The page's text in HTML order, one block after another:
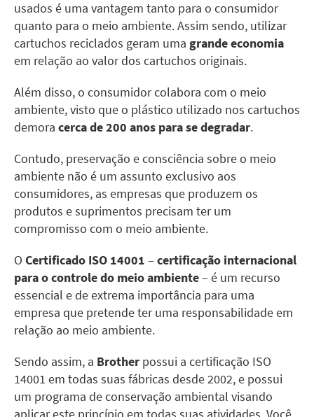
usados é uma vantagem tanto para o consumidor
quanto para o meio ambiente. Assim sendo, utilizar
cartuchos reciclados geram uma grande economia
em relação ao valor dos cartuchos originais.
Além disso, o consumidor colabora com o meio
ambiente, visto que o plástico utilizado nos cartuchos
demora cerca de 200 anos para se degradar.
Contudo, preservação e consciência sobre o meio
ambiente não é um assunto exclusivo aos
consumidores, as empresas que produzem os
produtos e suprimentos precisam ter um
compromisso com o meio ambiente.
O Certificado ISO 14001 – certificação internacional
para o controle do meio ambiente– é um recurso
essencial e de extrema importância para uma
empresa que pretende ter uma responsabilidade em
relação ao meio ambiente.
Sendo assim, a Brother possui a certificação ISO
14001 em todas suas fábricas desde 2002, e possui
um programa de conservação ambiental visando